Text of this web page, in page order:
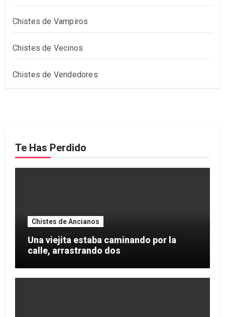
Chistes de Vampiros
Chistes de Vecinos
Chistes de Vendedores
Te Has Perdido
Chistes de Ancianos
Una viejita estaba caminando por la
calle, arrastrando dos